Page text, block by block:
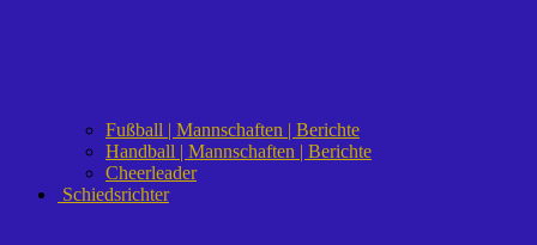
Fußball | Mannschaften | Berichte
Handball | Mannschaften | Berichte
Cheerleader
Schiedsrichter